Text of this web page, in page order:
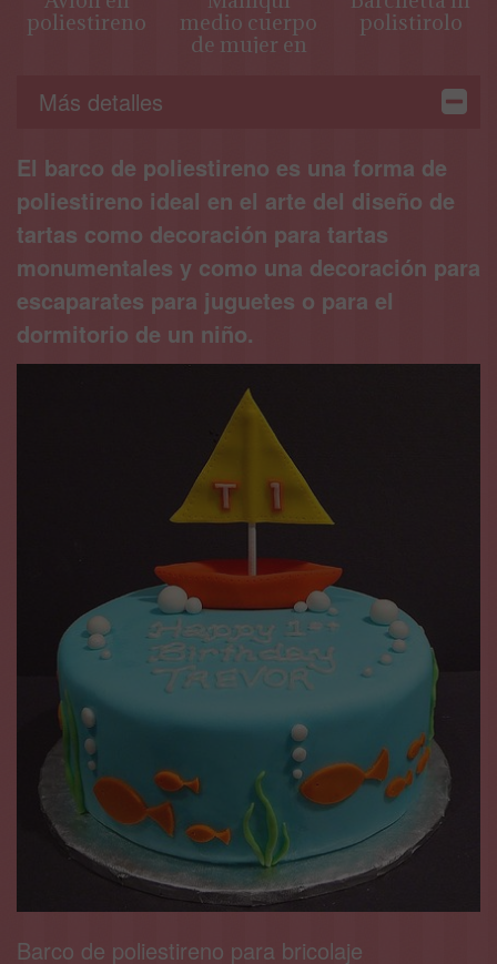
poliestireno
medio cuerpo
de mujer en
polistirolo
Más detalles
El barco de poliestireno es una forma de
poliestireno ideal en el arte del diseño de
tartas como decoración para tartas
monumentales y como una decoración para
escaparates para juguetes o para el
dormitorio de un niño.
Barco de poliestireno para bricolaje